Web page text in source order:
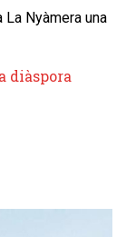
Nyàmera una
diàspora